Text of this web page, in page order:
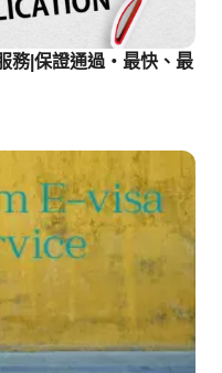
務|保證通過・最快、最